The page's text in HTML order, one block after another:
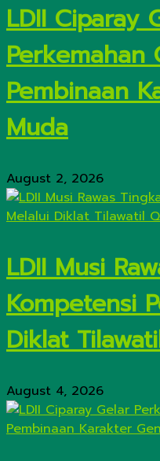
LDII Ciparay
Perkemahan
Pembinaan
Muda
August 2, 2026
LDII Musi
Kompetensi
Diklat
August 4, 2026